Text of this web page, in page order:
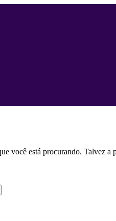
você está procurando. Talvez a